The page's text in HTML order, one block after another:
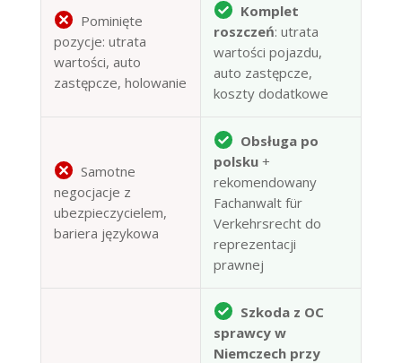
Pominięte
pozycje: utrata
wartości, auto
zastępcze, holowanie
Komplet
roszczeń: utrata
wartości pojazdu,
auto zastępcze,
koszty dodatkowe
Samotne
negocjacje z
ubezpieczycielem,
bariera językowa
Obsługa po
polsku+
rekomendowany
Fachanwalt für
Verkehrsrecht do
reprezentacji
prawnej
Szkoda z OC
sprawcy w
Niemczech przy